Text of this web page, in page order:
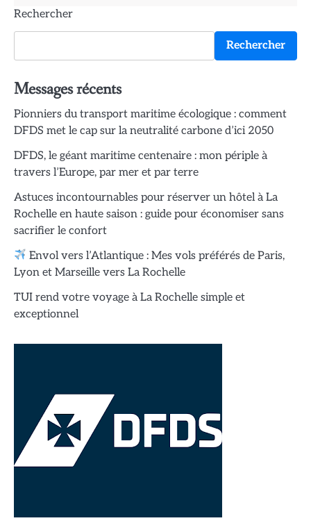
Rechercher
Rechercher
Messages récents
Pionniers du transport maritime écologique : comment
DFDS met le cap sur la neutralité carbone d’ici 2050
DFDS, le géant maritime centenaire : mon périple à
travers l’Europe, par mer et par terre
Astuces incontournables pour réserver un hôtel à La
Rochelle en haute saison : guide pour économiser sans
sacrifier le confort
Envol vers l’Atlantique : Mes vols préférés de Paris,
Lyon et Marseille vers La Rochelle
TUI rend votre voyage à La Rochelle simple et
exceptionnel